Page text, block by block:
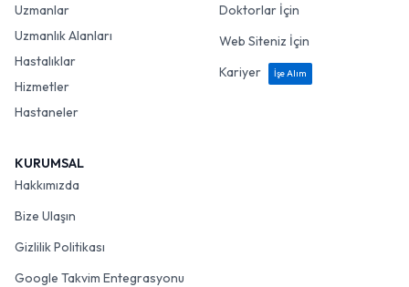
Uzmanlar
Uzmanlık Alanları
Hastalıklar
Hizmetler
Hastaneler
Doktorlar İçin
Web Siteniz İçin
Kariyer
İşe Alım
KURUMSAL
Hakkımızda
Bize Ulaşın
Gizlilik Politikası
Google Takvim Entegrasyonu